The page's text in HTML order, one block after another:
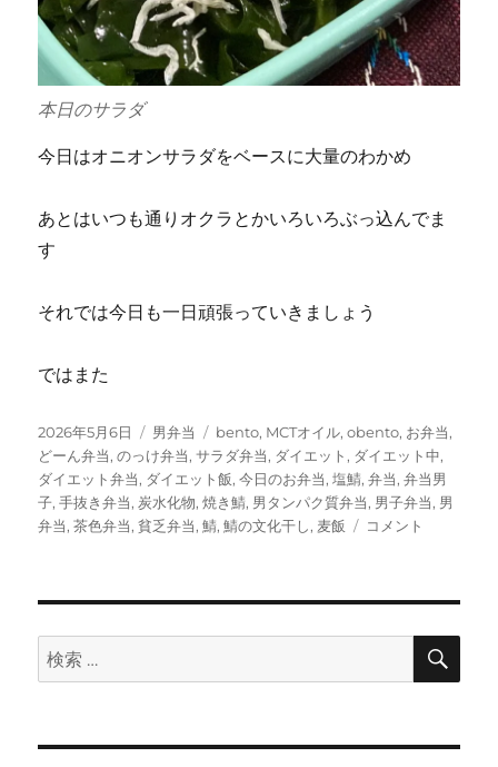
本日のサラダ
今日はオニオンサラダをベースに大量のわかめ
あとはいつも通りオクラとかいろいろぶっ込んでま
す
それでは今日も一日頑張っていきましょう
ではまた
投
稿
日:
2026年5月6日
カ
テ
ゴ
リ
ー
男弁当
タ
グ
bento, MCTオイル,obento, お弁当,
どーん弁当,のっけ弁当,サラダ弁当, ダイエット, ダイエット中,
ダイエット弁当, ダイエット飯,今日のお弁当,塩鯖,弁当,弁当男
子,手抜き弁当,炭水化物,焼き鯖, 男タンパク質弁当, 男子弁当, 男
弁当,茶色弁当,貧乏弁当,鯖,鯖の文化干し, 麦飯
鯖
し
当
コメント
検
索:
検